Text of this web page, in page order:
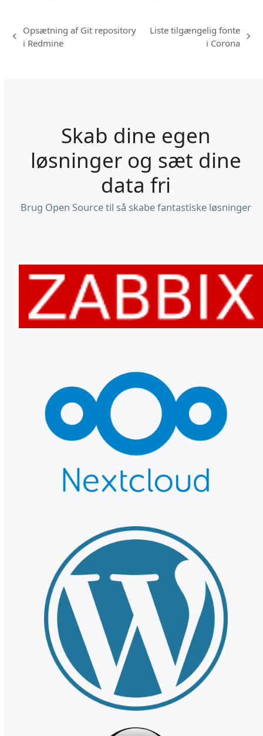
previous
Opsætning af Git repository
i Redmine
Liste tilgængelig fonte
i Corona
Skab dine egen
løsninger og sæt dine
data fri
Brug Open Source til så skabe fantastiske løsninger